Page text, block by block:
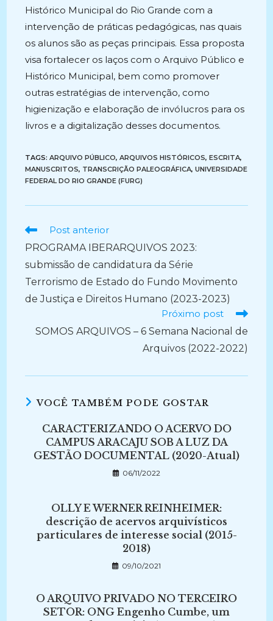
Histórico Municipal do Rio Grande com a
intervenção de práticas pedagógicas, nas quais
os alunos são as peças principais. Essa proposta
visa fortalecer os laços com o Arquivo Público e
Histórico Municipal, bem como promover
outras estratégias de intervenção, como
higienização e elaboração de invólucros para os
livros e a digitalização desses documentos.
TAGS:ARQUIVO PÚBLICO, ARQUIVOS HISTÓRICOS, ESCRITA,
MANUSCRITOS, TRANSCRIÇÃO PALEOGRÁFICA, UNIVERSIDADE
FEDERAL DO RIO GRANDE (FURG)
Ler
artigos
Post anterior
PROGRAMA IBERARQUIVOS 2023:
submissão de candidatura da Série
Terrorismo de Estado do Fundo Movimento
de Justiça e Direitos Humano (2023-2023)
Próximo post
SOMOS ARQUIVOS – 6 Semana Nacional de
Arquivos (2022-2022)
VOCÊ TAMBÉM PODE GOSTAR
CARACTERIZANDO O ACERVO DO
CAMPUS ARACAJU SOB A LUZ DA
GESTÃO DOCUMENTAL (2020-Atual)
06/11/2022
OLLY E WERNER REINHEIMER:
descrição de acervos arquivísticos
particulares de interesse social (2015-
2018)
09/10/2021
O ARQUIVO PRIVADO NO TERCEIRO
SETOR: ONG Engenho Cumbe, um